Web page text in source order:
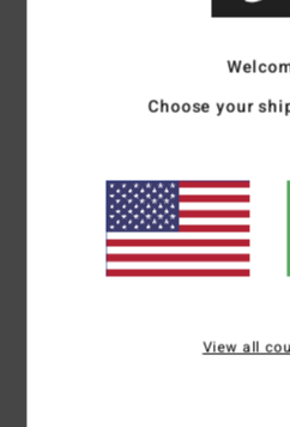
100% dos nossos clientes
5.0
Tamanho
Choose your
View all